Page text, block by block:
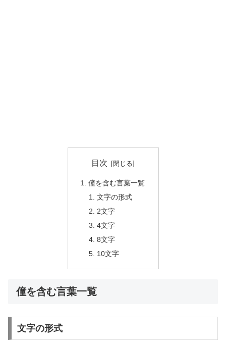
目次
僮を含む言葉一覧
文字の形式
2文字
4文字
8文字
10文字
僮を含む言葉一覧
文字の形式